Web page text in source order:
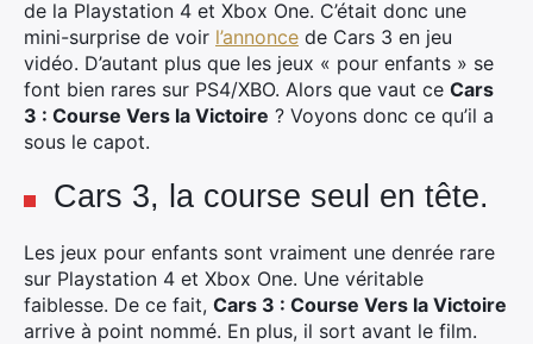
de la Playstation 4 et Xbox One. C’était donc une
mini-surprise de voir l’annonce de Cars 3 en jeu
vidéo. D’autant plus que les jeux « pour enfants » se
font bien rares sur PS4/XBO. Alors que vaut ce Cars
3 : Course Vers la Victoire ? Voyons donc ce qu’il a
sous le capot.
Cars 3, la course seul en tête.
Les jeux pour enfants sont vraiment une denrée rare
sur Playstation 4 et Xbox One. Une véritable
faiblesse. De ce fait, Cars 3 : Course Vers la Victoire
arrive à point nommé. En plus, il sort avant le film.